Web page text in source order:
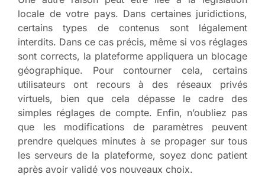
locale de votre pays. Dans certaines juridictions,
certains types de contenus sont légalement
interdits. Dans ce cas précis, même si vos réglages
sont corrects, la plateforme appliquera un blocage
géographique. Pour contourner cela, certains
utilisateurs ont recours à des réseaux privés
virtuels, bien que cela dépasse le cadre des
simples réglages de compte. Enfin, n’oubliez pas
que les modifications de paramètres peuvent
prendre quelques minutes à se propager sur tous
les serveurs de la plateforme, soyez donc patient
après avoir validé vos nouveaux choix.